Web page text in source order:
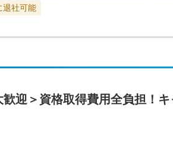
退社可能
迎＞資格取得費用全負担！